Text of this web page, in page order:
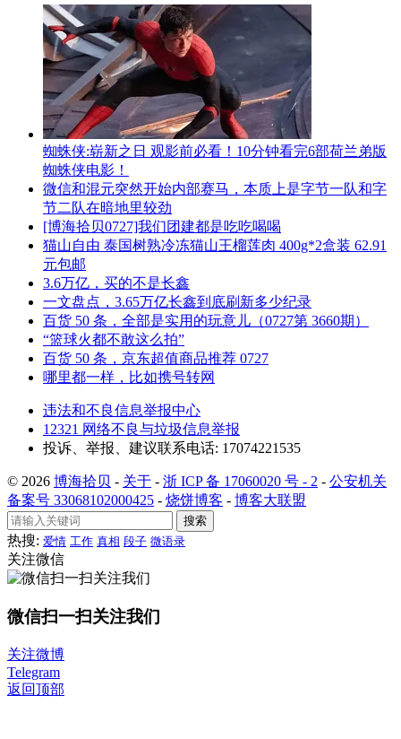
蜘蛛侠:崭新之日 观影前必看！10分钟看完6部荷兰弟版
蜘蛛侠电影！
微信和混元突然开始内部赛马，本质上是字节一队和字
节二队在暗地里较劲
[博海拾贝0727]我们团建都是吃吃喝喝
猫山自由 泰国树熟冷冻猫山王榴莲肉 400g*2盒装 62.91
元包邮
3.6万亿，买的不是长鑫
一文盘点，3.65万亿长鑫到底刷新多少纪录
百货 50 条，全部是实用的玩意儿（0727第 3660期）
“篮球火都不敢这么拍”
百货 50 条，京东超值商品推荐 0727
哪里都一样，比如携号转网
违法和不良信息举报中心
12321 网络不良与垃圾信息举报
投诉、举报、建议联系电话: 17074221535
© 2026 博海拾贝 - 关于 - 浙 ICP 备 17060020 号 - 2 - 公安机关
备案号 33068102000425 - 烧饼博客 - 博客大联盟
搜索
热搜: 爱情 工作 真相 段子 微语录
关注微信
微信扫一扫关注我们
关注微博
Telegram
返回顶部